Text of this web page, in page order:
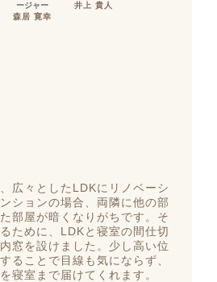
ージャー
森居 寛幸
井上 貴人
広々としたLDKにリノベーシ
ションの場合、両隣に他の部
部屋が暗くなりがちです。そ
ために、LDKと寝室の間仕切
窓を設けました。少し高い位
ることで目線も気にならず、
寝室まで届けてくれます。